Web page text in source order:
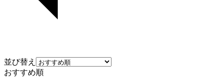
並び替え
おすすめ順